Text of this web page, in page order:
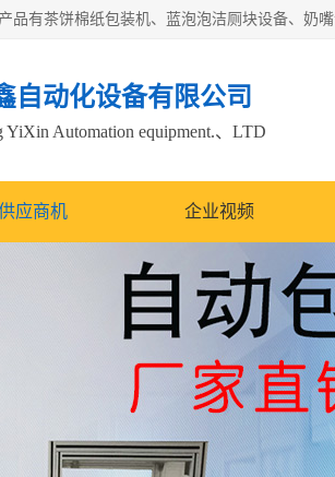
自动化设备有限公司
YiXin Automation equipment.、LTD
应商机 企业视频